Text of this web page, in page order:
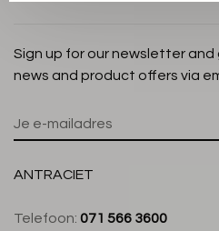
Sign up for our newsletter
news and product offers via
ANTRACIET
Telefoon: 071 566 3600